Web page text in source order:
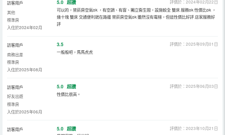
訪客用戶
其他
標準房
入住於2024年02月
5.0 超讚
評價於：2024年02月22日
可以的，禁菸房空氣ok ，有空調、有窗、獨立衞生間，設施較全 雙床 服務ok 性價比ok ，
幾十塊 雙床 交通便利就在路邊 禁菸房空氣ok 雖然沒有電梯，但這性價比好評 店家服務好
評
訪客用戶
商務出差
標準房
入住於2025年08月
3.5
評價於：2025年09月01日
一般般吧，馬馬虎虎
訪客用戶
好友出遊
標準房
入住於2025年06月
5.0 超讚
評價於：2025年06月03日
性價比很高。
訪客用戶
5.0 超讚
評價於：2023年10月21日